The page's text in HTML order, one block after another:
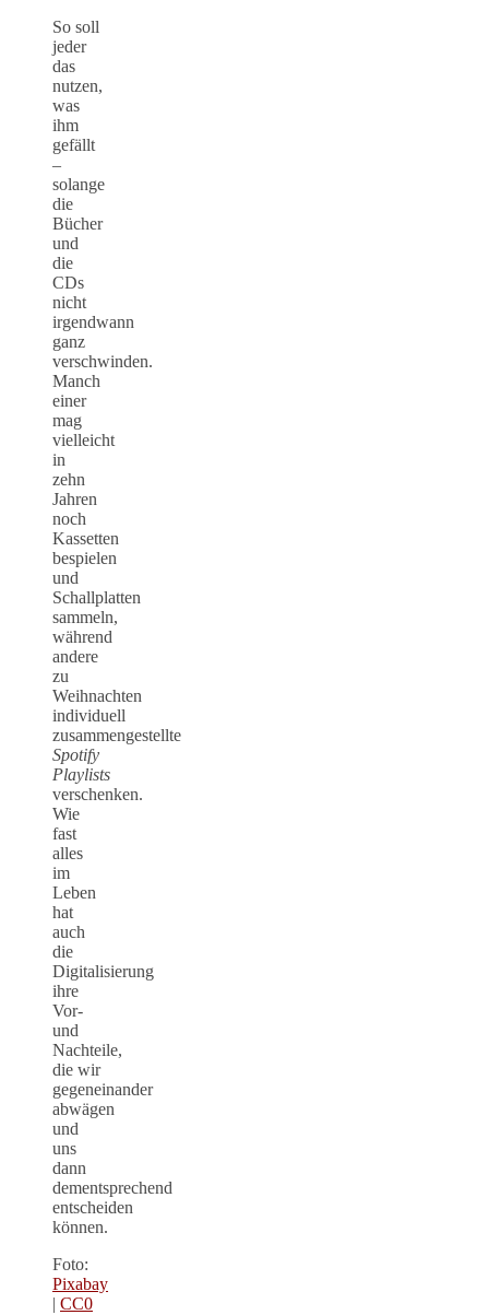
So soll
jeder
das
nutzen,
was
ihm
gefällt
–
solange
die
Bücher
und
die
CDs
nicht
irgendwann
ganz
verschwinden.
Manch
einer
mag
vielleicht
in
zehn
Jahren
noch
Kassetten
bespielen
und
Schallplatten
sammeln,
während
andere
zu
Weihnachten
individuell
zusammengestellte
Spotify
Playlists
verschenken.
Wie
fast
alles
im
Leben
hat
auch
die
Digitalisierung
ihre
Vor-
und
Nachteile,
die wir
gegeneinander
abwägen
und
uns
dann
dementsprechend
entscheiden
können.
Foto:
Pixabay
| CC0